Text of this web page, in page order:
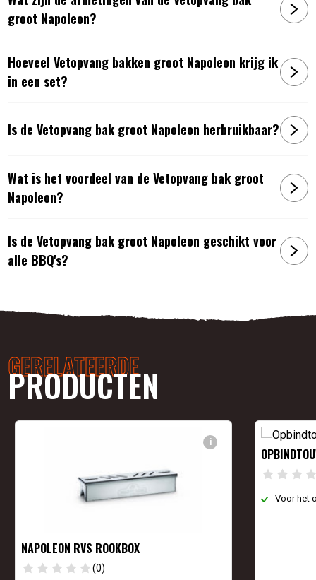
groot Napoleon?
Hoeveel Vetopvang bakken groot Napoleon krijg ik
in een set?
Is de Vetopvang bak groot Napoleon herbruikbaar?
Wat is het voordeel van de Vetopvang bak groot
Napoleon?
Is de Vetopvang bak groot Napoleon geschikt voor
alle BBQ's?
GERELATEERDE
PRODUCTEN
i
NAPOLEON RVS ROOKBOX
(0)
Voor het